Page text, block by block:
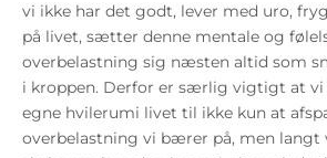
vi ikke har det godt, lever med uro,
på livet, sætter denne mentale og
overbelastning sig næsten altid som
i kroppen. Derfor er særlig vigtigt at vi
egne hvilerumi livet til ikke kun at
overbelastning vi bærer på, men langt